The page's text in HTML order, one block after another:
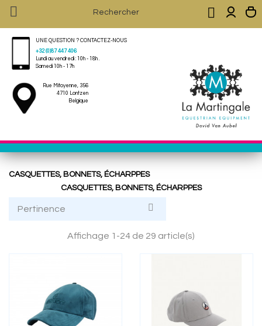
 
UNE QUESTION ? CONTACTEZ-NOUS
+32 (0)87 447 406
Lundi au vendredi : 10h - 18h .
Samedi 10h - 17h
Rue Mitoyenne, 356
4710 Lontzen
Belgique
CASQUETTES, BONNETS, ÉCHARPPES
CASQUETTES, BONNETS, ÉCHARPPES
Pertinence 
Affichage 1-24 de 29 article(s)